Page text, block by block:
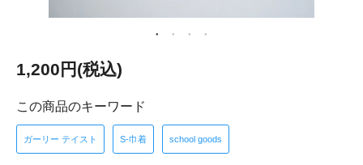
1,200円(税込)
この商品のキーワード
ガーリー テイスト S-巾着 school goods